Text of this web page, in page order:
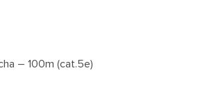
– 100m (cat.5e)